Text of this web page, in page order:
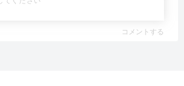
コメントする